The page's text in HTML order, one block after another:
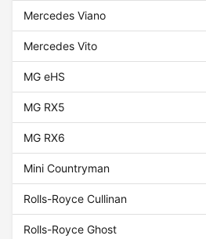
Mercedes Viano
Mercedes Vito
MG eHS
MG RX5
MG RX6
Mini Countryman
Rolls-Royce Cullinan
Rolls-Royce Ghost